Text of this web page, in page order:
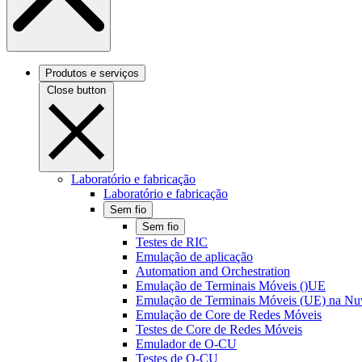
Produtos e serviços
Close button
Laboratório e fabricação
Laboratório e fabricação
Sem fio
Sem fio
Testes de RIC
Emulação de aplicação
Automation and Orchestration
Emulação de Terminais Móveis ()UE
Emulação de Terminais Móveis (UE) na
Emulação de Core de Redes Móveis
Testes de Core de Redes Móveis
Emulador de O-CU
Testes de O-CU